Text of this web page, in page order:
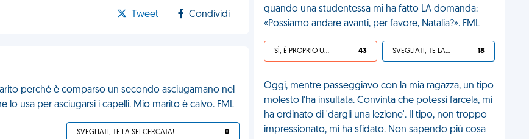
Tweet Condividi
perché è comparso un secondo asciugamano nel
usa per asciugarsi i capelli. Mio marito è calvo. FML
SVEGLIATI, TE LA SEI CERCATA! 0
quando una studentessa mi ha fatto LA domanda:
«Possiamo andare avanti, per favore, Natalia?». FML
SÌ, È PROPRIO UNA VDM! 43 SVEGLIATI, TE LA SEI CERCATA! 18
Oggi, mentre passeggiavo con la mia ragazza, un tipo
molesto l'ha insultata. Convinta che potessi farcela, mi
ha ordinato di 'dargli una lezione'. Il tipo, non troppo
impressionato, mi ha sfidato. Non sapendo più cosa